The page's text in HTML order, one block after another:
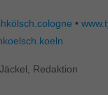
•
Redaktion